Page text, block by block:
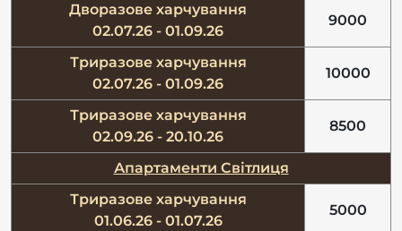
Дворазове харчування
02.07.26 - 01.09.26
9000
Триразове харчування
02.07.26 - 01.09.26
10000
Триразове харчування
02.09.26 - 20.10.26
8500
Апартаменти Світлиця
Триразове харчування
01.06.26 - 01.07.26
5000